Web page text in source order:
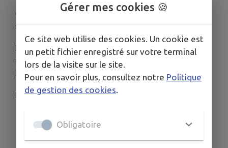
C’est officiel : les sacs été sont de retour à la
médiathèque !
Et cette année, l’espace Adultes vous a préparé
une sélection surprise sur un thème universel… la
famille.
Parce qu’une famille, c’est un savant mélange de :
situation,
enfants sous sucre en négociation
Gérer mes cookies 🍪
Ce site web utilise des cookies. Un cookie est
un petit fichier enregistré sur votre terminal
lors de la visite sur le site.
Pour en savoir plus, consultez notre Politique
de gestion des cookies
Obligatoire